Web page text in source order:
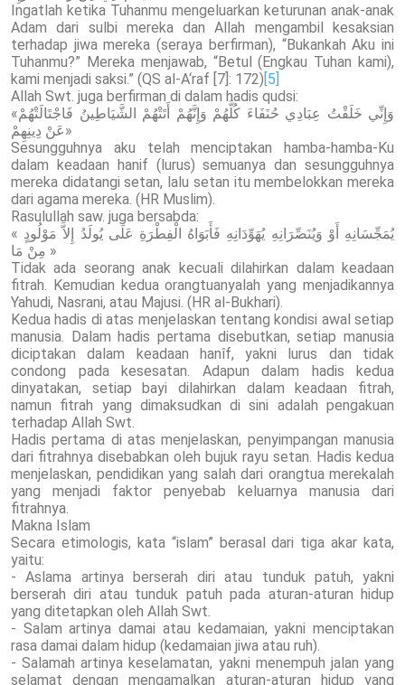
Ingatlah ketika Tuhanmu mengeluarkan keturunan anak-anak
Adam dari sulbi mereka dan Allah mengambil kesaksian
terhadap jiwa mereka (seraya berfirman), “Bukankah Aku ini
Tuhanmu?” Mereka menjawab, “Betul (Engkau Tuhan kami),
kami menjadi saksi.” (QS al-A‘raf [7]: 172)[5]
Allah Swt. juga berfirman di dalam hadis qudsi:
«وَإِنِّي خَلَقْتُ عِبَادِي حُنَفَاءَ كُلَّهُمْ وَإِنَّهُمْ أَتَتْهُمْ الشَّيَاطِينُ فَاجْتَالَتْهُمْ
عَنْ دِينِهِمْ»
Sesungguhnya aku telah menciptakan hamba-hamba-Ku
dalam keadaan hanif (lurus) semuanya dan sesungguhnya
mereka didatangi setan, lalu setan itu membelokkan mereka
dari agama mereka. (HR Muslim).
Rasulullah saw. juga bersabda:
« يُمَجِّسَانِهِ أَوْ وَيُنَصِّرَانِهِ يُهَوِّدَانِهِ فَأَبَوَاهُ الْفِطْرَةِ عَلَى يُولَدُ إِلاَّ مَوْلُودٍ
مِنْ مَا »
Tidak ada seorang anak kecuali dilahirkan dalam keadaan
fitrah. Kemudian kedua orangtuanyalah yang menjadikannya
Yahudi, Nasrani, atau Majusi. (HR al-Bukhari).
Kedua hadis di atas menjelaskan tentang kondisi awal setiap
manusia. Dalam hadis pertama disebutkan, setiap manusia
diciptakan dalam keadaan hanîf, yakni lurus dan tidak
condong pada kesesatan. Adapun dalam hadis kedua
dinyatakan, setiap bayi dilahirkan dalam keadaan fitrah,
namun fitrah yang dimaksudkan di sini adalah pengakuan
terhadap Allah Swt.
Hadis pertama di atas menjelaskan, penyimpangan manusia
dari fitrahnya disebabkan oleh bujuk rayu setan. Hadis kedua
menjelaskan, pendidikan yang salah dari orangtua merekalah
yang menjadi faktor penyebab keluarnya manusia dari
fitrahnya.
Makna Islam
Secara etimologis, kata “islam” berasal dari tiga akar kata,
yaitu:
- Aslama artinya berserah diri atau tunduk patuh, yakni
berserah diri atau tunduk patuh pada aturan-aturan hidup
yang ditetapkan oleh Allah Swt.
- Salam artinya damai atau kedamaian, yakni menciptakan
rasa damai dalam hidup (kedamaian jiwa atau ruh).
- Salamah artinya keselamatan, yakni menempuh jalan yang
selamat dengan mengamalkan aturan-aturan hidup yang